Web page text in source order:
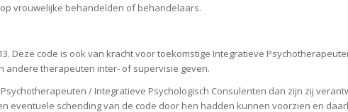
op vrouwelijke behandelden of behandelaars.
Deze code is ook van kracht voor toekomstige Integratieve
andere therapeuten inter- of supervisie geven.
/ Integratieve Psychologisch Consulenten dan zijn zij
eventuele schending van de code door hen hadden kunnen voorzien en